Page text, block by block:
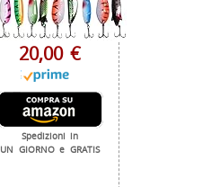
20,00 €
Spedizioni in
UN GIORNO e GRATIS